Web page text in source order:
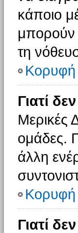
κάποιο
μπορούν
τη
Κορυφή
Γιατί
Μερικές
ομάδες.
άλλη
Κορυφή
Γιατί